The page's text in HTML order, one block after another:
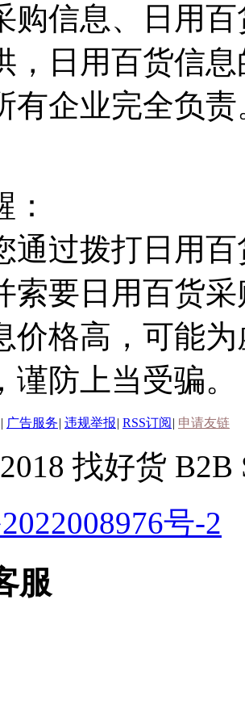
购信息、日用
，日用百货信
有企业完全负
通过拨打日用
索要日用百货
价格高，可能
谨防上当受骗。
| 广告服务| 违规举报| RSS订阅 | 申请友链
找好货 B2B
号-2
服